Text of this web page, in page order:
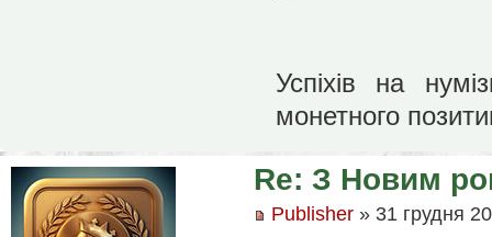
Успіхів на
монетного
Re: З Новим
Publisher» 31 грудня